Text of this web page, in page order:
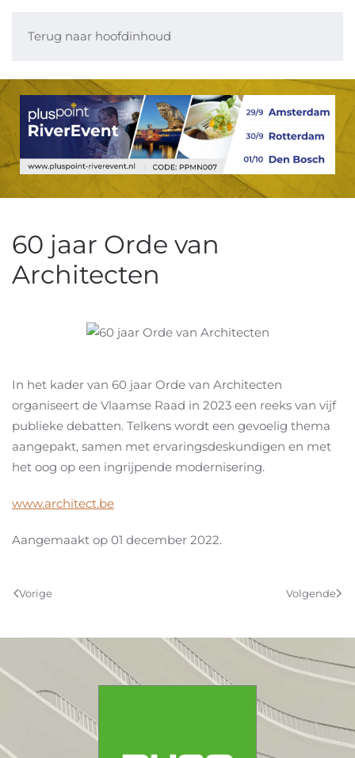
Terug naar hoofdinhoud
60 jaar Orde van
Architecten
In het kader van 60 jaar Orde van Architecten
organiseert de Vlaamse Raad in 2023 een reeks van vijf
publieke debatten. Telkens wordt een gevoelig thema
aangepakt, samen met ervaringsdeskundigen en met
het oog op een ingrijpende modernisering.
www.architect.be
Aangemaakt op 01 december 2022.
Vorige Volgende